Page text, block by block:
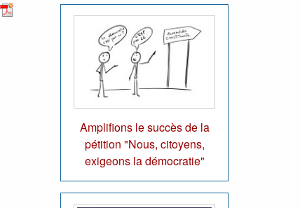
Amplifions le succès de la
pétition "Nous, citoyens,
exigeons la démocratie"